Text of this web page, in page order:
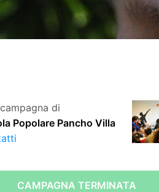
di
Popolare Pancho Villa
CAMPAGNA TERMINATA